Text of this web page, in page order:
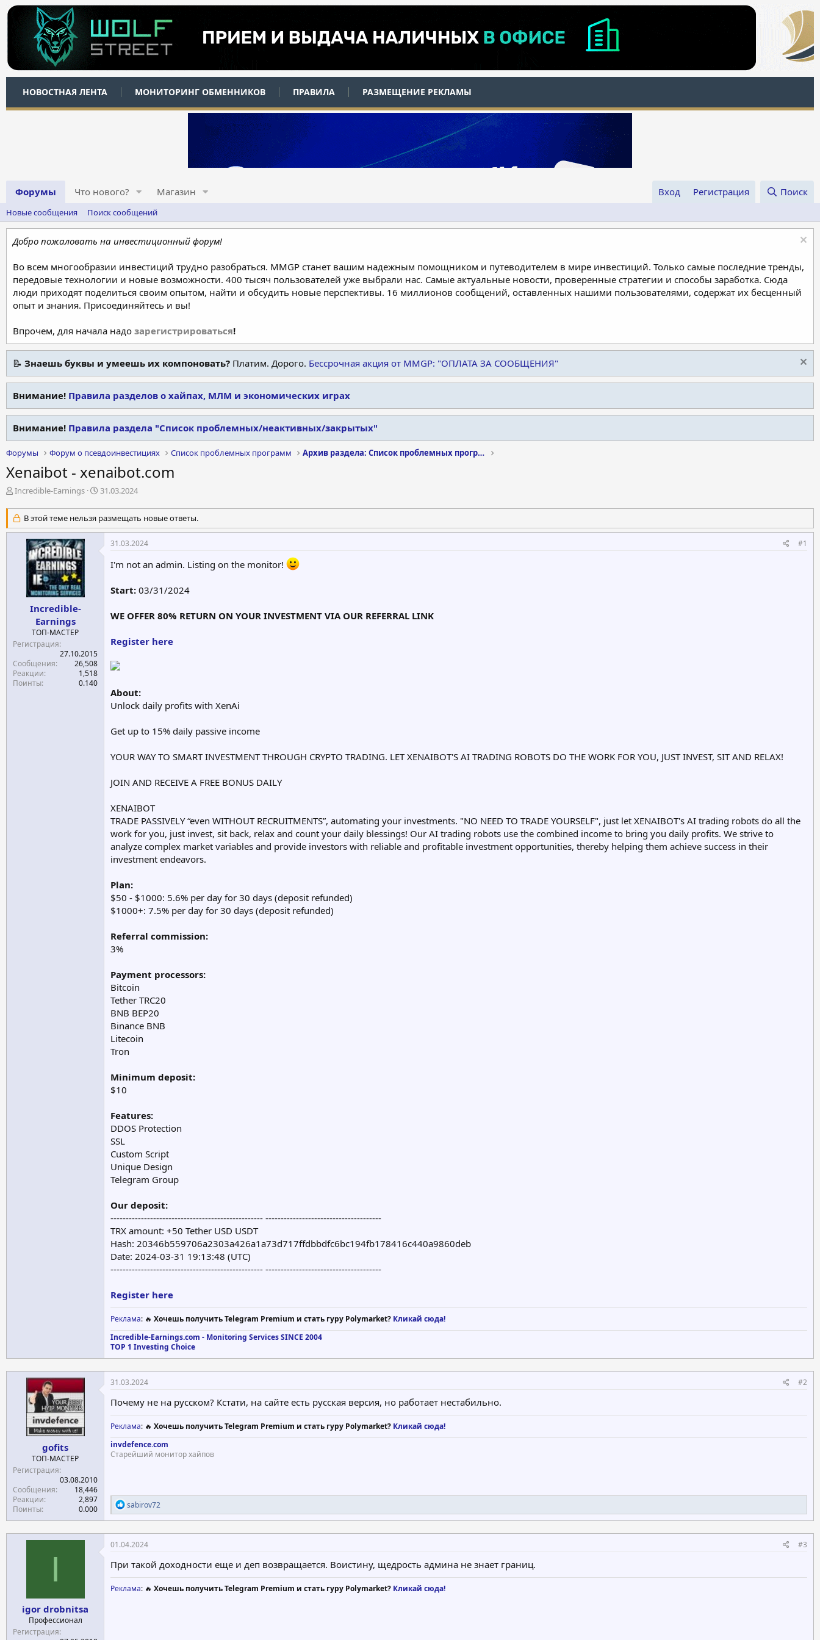
НОВОСТНАЯ ЛЕНТА МОНИТОРИНГ ОБМЕННИКОВ ПРАВИЛА РАЗМЕЩЕНИЕ РЕКЛАМЫ
Форумы Что нового? Магазин Вход Регистрация Поиск
Новые сообщения Поиск сообщений
Добро пожаловать на инвестиционный форум!
Во всем многообразии инвестиций трудно разобраться. MMGP станет вашим надежным помощником и путеводителем в мире инвестиций. Только самые последние тренды,
передовые технологии и новые возможности. 400 тысяч пользователей уже выбрали нас. Самые актуальные новости, проверенные стратегии и способы заработка. Сюда
люди приходят поделиться своим опытом, найти и обсудить новые перспективы. 16 миллионов сообщений, оставленных нашими пользователями, содержат их бесценный
опыт и знания. Присоединяйтесь и вы!
Впрочем, для начала надо зарегистрироваться!
📝 Знаешь буквы и умеешь их компоновать? Платим. Дорого. Бессрочная акция от MMGP: "ОПЛАТА ЗА СООБЩЕНИЯ"
Внимание! Правила разделов о хайпах, МЛМ и экономических играх
Внимание! Правила раздела "Список проблемных/неактивных/закрытых"
Форумы Форум о псевдоинвестициях Список проблемных программ Архив раздела: Список проблемных программ
Xenaibot - xenaibot.com
А
т
о
р
Incredible-Earnings
Д
т
а
н
а
ч
31.03.2024
В этой теме нельзя размещать новые ответы.
Incredible-
Earnings
ТОП-МАСТЕР
Регистрация
27.10.2015
Сообщения
26,508
Реакции
1,518
Поинты
0.140
31.03.2024 #1
I'm not an admin. Listing on the monitor!
Start: 03/31/2024
WE OFFER 80% RETURN ON YOUR INVESTMENT VIA OUR REFERRAL LINK
Register here
About:
Unlock daily profits with XenAi
Get up to 15% daily passive income
YOUR WAY TO SMART INVESTMENT THROUGH CRYPTO TRADING. LET XENAIBOT'S AI TRADING ROBOTS DO THE WORK FOR YOU, JUST INVEST, SIT AND RELAX!
JOIN AND RECEIVE A FREE BONUS DAILY
XENAIBOT
TRADE PASSIVELY “even WITHOUT RECRUITMENTS”, automating your investments. "NO NEED TO TRADE YOURSELF", just let XENAIBOT's AI trading robots do all the
work for you, just invest, sit back, relax and count your daily blessings! Our AI trading robots use the combined income to bring you daily profits. We strive to
analyze complex market variables and provide investors with reliable and profitable investment opportunities, thereby helping them achieve success in their
investment endeavors.
Plan:
$50 - $1000: 5.6% per day for 30 days (deposit refunded)
$1000+: 7.5% per day for 30 days (deposit refunded)
Referral commission:
3%
Payment processors:
Bitcoin
Tether TRC20
BNB BEP20
Binance BNB
Litecoin
Tron
Minimum deposit:
$10
Features:
DDOS Protection
SSL
Custom Script
Unique Design
Telegram Group
Our deposit:
-------------------------------------------------- --------------------------------------
TRX amount: +50 Tether USD USDT
Hash: 20346b559706a2303a426a1a73d717ffdbbdfc6bc194fb178416c440a9860deb
Date: 2024-03-31 19:13:48 (UTC)
-------------------------------------------------- --------------------------------------
Register here
Реклама: 🔥 Хочешь получить Telegram Premium и стать гуру Polymarket? Кликай сюда!
Incredible-Earnings.com - Monitoring Services SINCE 2004
TOP 1 Investing Choice
gofits
ТОП-МАСТЕР
Регистрация
03.08.2010
Сообщения
18,446
Реакции
2,897
Поинты
0.000
31.03.2024 #2
Почему не на русском? Кстати, на сайте есть русская версия, но работает нестабильно.
Реклама: 🔥 Хочешь получить Telegram Premium и стать гуру Polymarket? Кликай сюда!
invdefence.com
Старейший монитор хайпов
Р
е
а
к
ц
и
и
sabirov72
I
igor drobnitsa
Профессионал
Регистрация
01.04.2024 #3
При такой доходности еще и деп возвращается. Воистину, щедрость админа не знает границ.
Реклама: 🔥 Хочешь получить Telegram Premium и стать гуру Polymarket? Кликай сюда!